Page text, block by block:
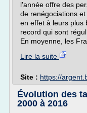
l'année offre des
de renégociations
en effet à leurs plus
record qui sont
En moyenne, les
Lire la suite
Site : https://
Évolution des
2000 à 2016